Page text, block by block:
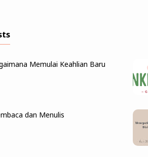
Memulai Keahlian Baru
dan Menulis